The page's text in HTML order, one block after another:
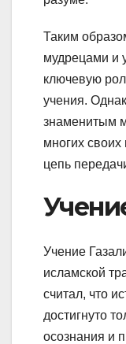
Таким
мудрецами и
ключевую
учения.
знаменитым
многих
цепь
Учение
исламской
считал, что
достигнуто
осознания и